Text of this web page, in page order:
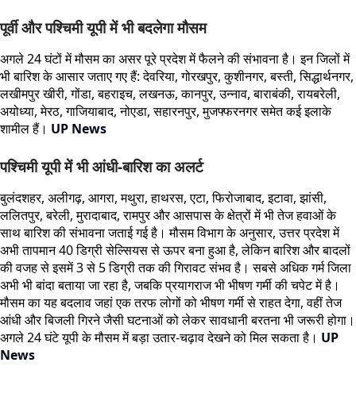
पूर्वी और पश्चिमी यूपी में भी बदलेगा मौसम
अगले 24 घंटों में मौसम का असर पूरे प्रदेश में फैलने की संभावना है। इन जिलों में
भी बारिश के आसार जताए गए हैं: देवरिया, गोरखपुर, कुशीनगर, बस्ती, सिद्धार्थनगर,
लखीमपुर खीरी, गोंडा, बहराइच, लखनऊ, कानपुर, उन्नाव, बाराबंकी, रायबरेली,
अयोध्या, मेरठ, गाजियाबाद, नोएडा, सहारनपुर, मुजफ्फरनगर समेत कई इलाके
शामील हैं। UP News
पश्चिमी यूपी में भी आंधी-बारिश का अलर्ट
बुलंदशहर, अलीगढ़, आगरा, मथुरा, हाथरस, एटा, फिरोजाबाद, इटावा, झांसी,
ललितपुर, बरेली, मुरादाबाद, रामपुर और आसपास के क्षेत्रों में भी तेज हवाओं के
साथ बारिश की संभावना जताई गई है। मौसम विभाग के अनुसार, उत्तर प्रदेश में
अभी तापमान 40 डिग्री सेल्सियस से ऊपर बना हुआ है, लेकिन बारिश और बादलों
की वजह से इसमें 3 से 5 डिग्री तक की गिरावट संभव है। सबसे अधिक गर्म जिला
अभी भी बांदा बताया जा रहा है, जबकि प्रयागराज भी भीषण गर्मी की चपेट में है।
मौसम का यह बदलाव जहां एक तरफ लोगों को भीषण गर्मी से राहत देगा, वहीं तेज
आंधी और बिजली गिरने जैसी घटनाओं को लेकर सावधानी बरतना भी जरूरी होगा।
अगले 24 घंटे यूपी के मौसम में बड़ा उतार-चढ़ाव देखने को मिल सकता है। UP
News